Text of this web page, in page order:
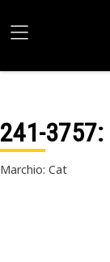
241-3757:
Marchio: Cat